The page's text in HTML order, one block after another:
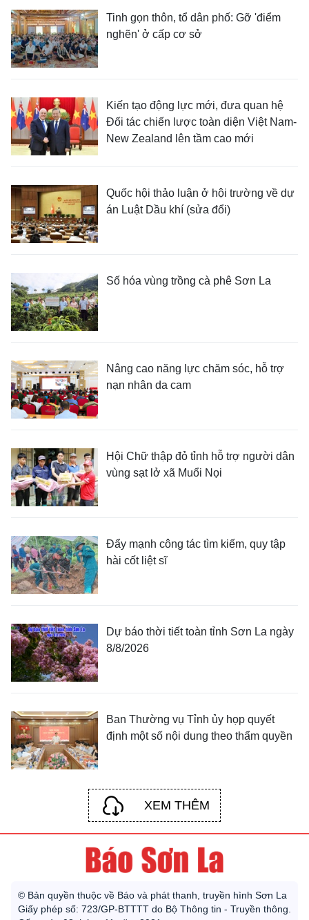
Tinh gọn thôn, tổ dân phố: Gỡ 'điểm
nghẽn' ở cấp cơ sở
Kiến tạo động lực mới, đưa quan hệ
Đối tác chiến lược toàn diện Việt Nam-
New Zealand lên tầm cao mới
Quốc hội thảo luận ở hội trường về dự
án Luật Dầu khí (sửa đổi)
Số hóa vùng trồng cà phê Sơn La
Nâng cao năng lực chăm sóc, hỗ trợ
nạn nhân da cam
Hội Chữ thập đỏ tỉnh hỗ trợ người dân
vùng sạt lở xã Muổi Nọi
Đẩy mạnh công tác tìm kiếm, quy tập
hài cốt liệt sĩ
Dự báo thời tiết toàn tỉnh Sơn La ngày
8/8/2026
Ban Thường vụ Tỉnh ủy họp quyết
định một số nội dung theo thẩm quyền
XEM THÊM
© Bản quyền thuộc về Báo và phát thanh, truyền hình Sơn La
Giấy phép số: 723/GP-BTTTT do Bộ Thông tin - Truyền thông.